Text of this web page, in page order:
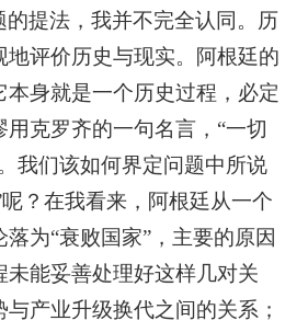
的提法，我并不完全认同。历
地评价历史与现实。阿根廷的
本身就是一个历史过程，必定
克罗齐的一句名言，“一切
我们该如何界定问题中所说
呢？在我看来，阿根廷从一个
为“衰败国家”，主要的原因
未能妥善处理好这样几对关
产业升级换代之间的关系；